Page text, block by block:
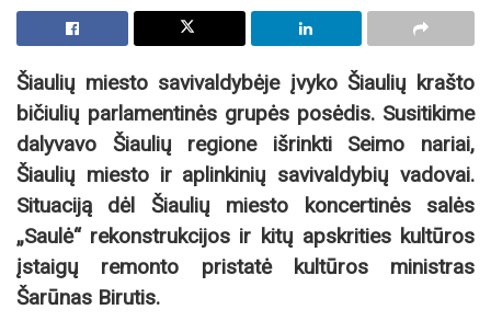
Šiaulių miesto savivaldybėje įvyko Šiaulių krašto
bičiulių parlamentinės grupės posėdis. Susitikime
dalyvavo Šiaulių regione išrinkti Seimo nariai,
Šiaulių miesto ir aplinkinių savivaldybių vadovai.
Situaciją dėl Šiaulių miesto koncertinės salės
„Saulė“ rekonstrukcijos ir kitų apskrities kultūros
įstaigų remonto pristatė kultūros ministras
Šarūnas Birutis.